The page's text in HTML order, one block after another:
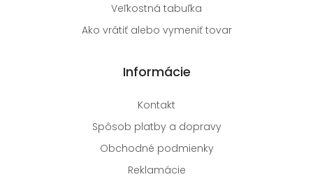
Veľkostná tabuľka
Ako vrátiť alebo vymeniť tovar
Informácie
Kontakt
Spôsob platby a dopravy
Obchodné podmienky
Reklamácie